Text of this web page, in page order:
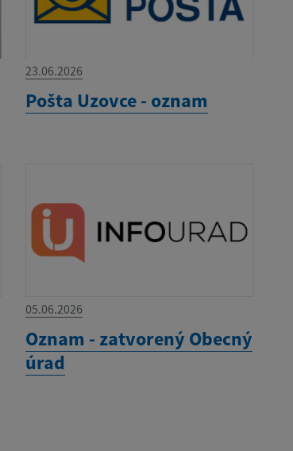
23.06.2026
Pošta Uzovce - oznam
05.06.2026
Oznam - zatvorený Obecný
úrad